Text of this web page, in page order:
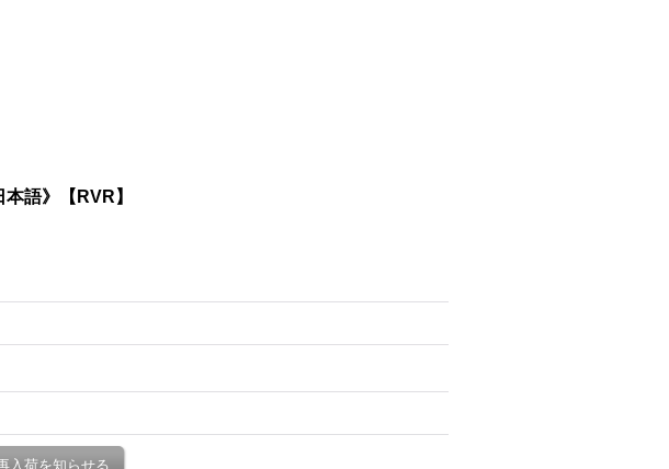
語》【RVR】
入荷を知らせる